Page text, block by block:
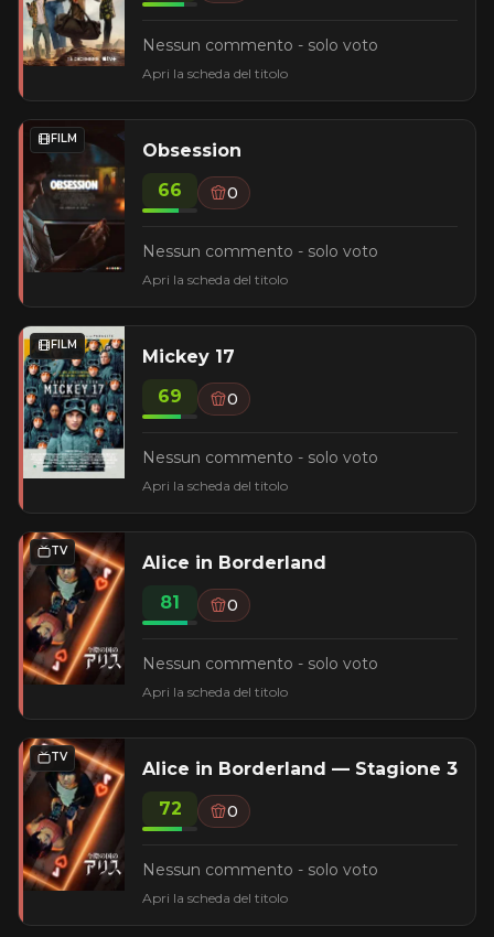
Nessun commento - solo voto
Apri la scheda del titolo
FILM
Obsession
66
0
Nessun commento - solo voto
Apri la scheda del titolo
FILM
Mickey 17
69
0
Nessun commento - solo voto
Apri la scheda del titolo
TV
Alice in Borderland
81
0
Nessun commento - solo voto
Apri la scheda del titolo
TV
Alice in Borderland — Stagione 3
72
0
Nessun commento - solo voto
Apri la scheda del titolo